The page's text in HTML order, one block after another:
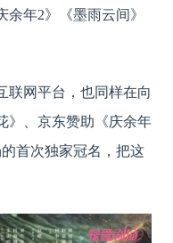
年2》《墨雨云间》
联网平台，也同样在向
》、京东赞助《庆余年
首次独家冠名，把这